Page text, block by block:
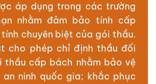
áp dụng trong các trường
nhằm đảm bảo tính cấp
chuyên biệt của gói thầu.
cho phép chỉ định thầu đối
thầu cấp bách nhằm bảo vệ
an ninh quốc gia; khắc phục